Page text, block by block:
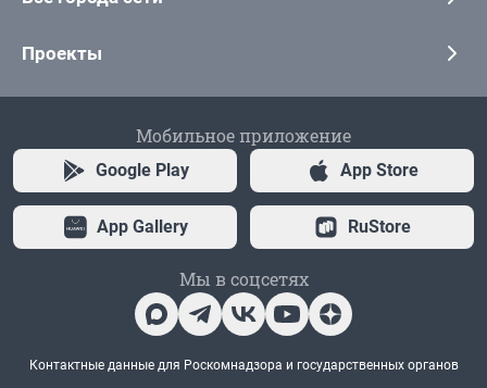
Проекты
Мобильное приложение
Google Play App Store
App Gallery RuStore
Мы в соцсетях
Контактные данные для Роскомнадзора и государственных органов